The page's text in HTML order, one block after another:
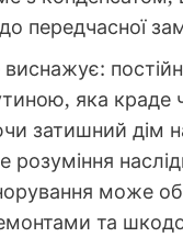
передчасної
яка краде
затишний дім
розуміння
може
та